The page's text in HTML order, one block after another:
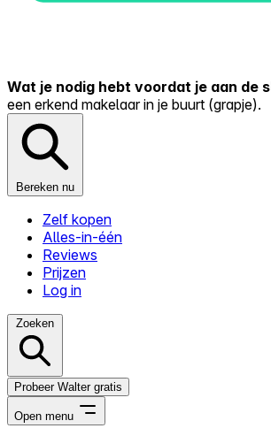
Wat je nodig hebt voordat je aan de
een erkend makelaar in je buurt (grapje).
Bereken nu
Zelf kopen
Alles-in-één
Reviews
Prijzen
Log in
Zoeken
Probeer Walter gratis
Open menu